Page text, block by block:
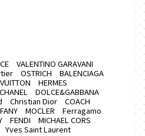
VALENTINO GARAVANI
OSTRICH
BALENCIAGA
HERMES
CHANEL
DOLCE&GABBANA
Christian Dior
COACH
MOCLER
Ferragamo
FENDI
MICHAEL CORS
Yves Saint Laurent